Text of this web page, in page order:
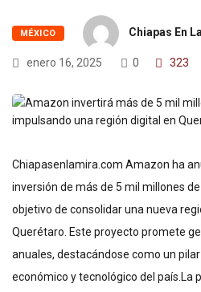
MÉXICO Chiapas En
enero 16, 2025 0 323
Chiapasenlamira.com Amazon ha
inversión de más de 5 mil millones
objetivo de consolidar una nueva
Querétaro. Este proyecto promete
anuales, destacándose como un
económico y tecnológico del país.La